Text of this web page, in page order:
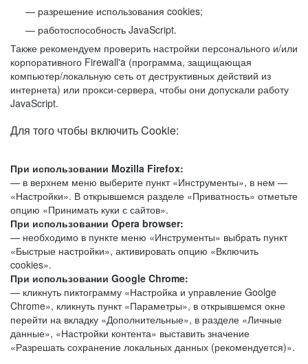
разрешение использования cookies;
работоспособность JavaScript.
Также рекомендуем проверить настройки персонального и/или
корпоративного Firewall'a (программа, защищающая
компьютер/локальную сеть от деструктивных действий из
интернета) или прокси-сервера, чтобы они допускали работу
JavaScript.
Для того чтобы включить Cookie:
При использовании Mozilla Firefox:
— в верхнем меню выберите пункт «Инструменты», в нем —
«Настройки». В открывшемся разделе «Приватность» отметьте
опцию «Принимать куки с сайтов».
При использовании Opera browser:
— необходимо в пункте меню «Инструменты» выбрать пункт
«Быстрые настройки», активировать опцию «Включить
cookies».
При использовании Google Chrome:
— кликнуть пиктограмму «Настройка и управление Goolge
Chrome», кликнуть пункт «Параметры», в открывшемся окне
перейти на вкладку «Дополнительные», в разделе «Личные
данные», «Настройки контента» выставить значение
«Разрешать сохранение локальных данных (рекомендуется)».